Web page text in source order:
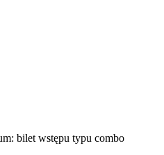
bilet wstępu typu combo